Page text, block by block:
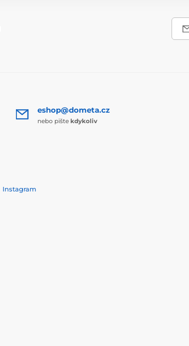
eshop@dometa.cz
nebo pište kdykoliv
Instagram